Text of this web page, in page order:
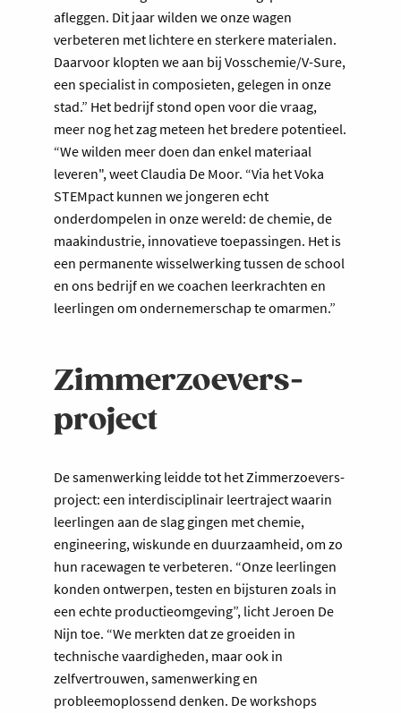
afleggen. Dit jaar wilden we onze wagen
verbeteren met lichtere en sterkere materialen.
Daarvoor klopten we aan bij Vosschemie/V-Sure,
een specialist in composieten, gelegen in onze
stad.” Het bedrijf stond open voor die vraag,
meer nog het zag meteen het bredere potentieel.
“We wilden meer doen dan enkel materiaal
leveren", weet Claudia De Moor. “Via het Voka
STEMpact kunnen we jongeren echt
onderdompelen in onze wereld: de chemie, de
maakindustrie, innovatieve toepassingen. Het is
een permanente wisselwerking tussen de school
en ons bedrijf en we coachen leerkrachten en
leerlingen om ondernemerschap te omarmen.”
Zimmerzoevers-
project
De samenwerking leidde tot het Zimmerzoevers-
project: een interdisciplinair leertraject waarin
leerlingen aan de slag gingen met chemie,
engineering, wiskunde en duurzaamheid, om zo
hun racewagen te verbeteren. “Onze leerlingen
konden ontwerpen, testen en bijsturen zoals in
een echte productieomgeving”, licht Jeroen De
Nijn toe. “We merkten dat ze groeiden in
technische vaardigheden, maar ook in
zelfvertrouwen, samenwerking en
probleemoplossend denken. De workshops